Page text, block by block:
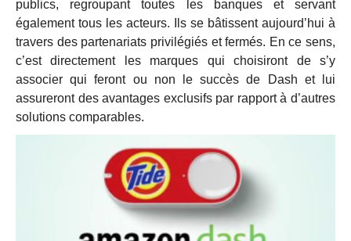
publics, regroupant toutes les banques et servant
également tous les acteurs. Ils se bâtissent aujourd’hui à
travers des partenariats privilégiés et fermés. En ce sens,
c’est directement les marques qui choisiront de s’y
associer qui feront ou non le succès de Dash et lui
assureront des avantages exclusifs par rapport à d’autres
solutions comparables.